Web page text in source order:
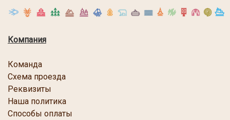
Компания
Команда
Схема проезда
Реквизиты
Наша политика
Способы оплаты